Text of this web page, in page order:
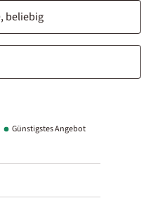
Günstigstes Angebot